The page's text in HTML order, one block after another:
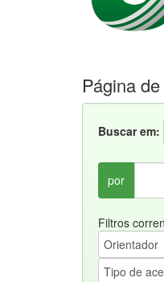
Página
Buscar em:
por
Filtros